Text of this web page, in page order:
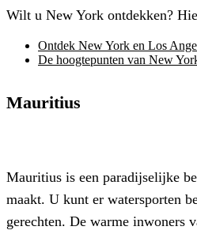
Wilt u New York ontdekken?
Ontdek New York en Los
De hoogtepunten van New
Mauritius
Mauritius is een paradijselijke
maakt. U kunt er watersporten
gerechten. De warme inwoners